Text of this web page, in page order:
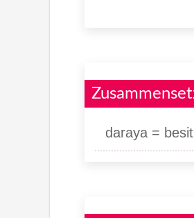
daraya =